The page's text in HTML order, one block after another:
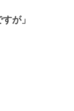
が」